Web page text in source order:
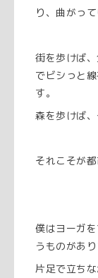
り、曲がっ
街を歩けば
でビシっと
す。
森を歩けば
それこそが
僕はヨーガ
うものがあり
片足で立ち